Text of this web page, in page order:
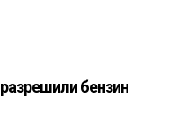
бензин